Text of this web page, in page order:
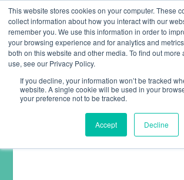
This website stores cookies on your computer. These
collect information about how you interact with our
remember you. We use this information in order to
your browsing experience and for analytics and
both on this website and other media. To find out more
use, see our Privacy Policy.
If you decline, your information won’t be tracked
website. A single cookie will be used in your
your preference not to be tracked.
Accept Decline
FITBIT AREA
WAAGE)